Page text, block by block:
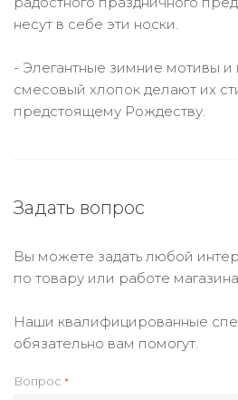
несут в себе эти носки.
- Элегантные зимние мотивы и
смесовый хлопок делают их
предстоящему Рождеству.
Задать вопрос
Вы можете задать любой
по товару или работе
Наши квалифицированные
обязательно вам помогут.
Вопрос *